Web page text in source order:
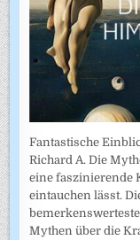
Fantastische
Richard A. Die
eine faszinierende
eintauchen lässt.
Mythen über die